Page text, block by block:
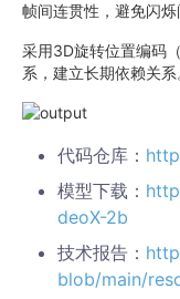
帧间连贯性，避免闪烁
采用3D旋转位置编码
系，建立长期依赖关系
代码仓库：
模型下载：
deoX-2b
技术报告：
blob/main/